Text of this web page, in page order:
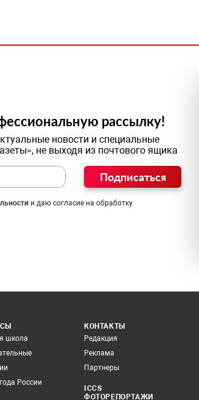
рассылку!
новости и специальные
не выходя из почтового ящика
Подписаться
и даю согласие на обработку
школа
России
КОНТАКТЫ
Редакция
Реклама
Партнеры
ICCS
ФОТОРЕПОРТАЖИ